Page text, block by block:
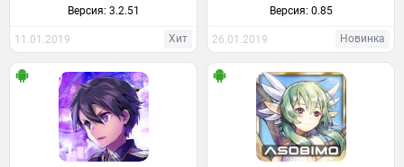
Версия: 3.2.51
11.01.2019 Хит
Версия: 0.85
26.01.2019 Новинка